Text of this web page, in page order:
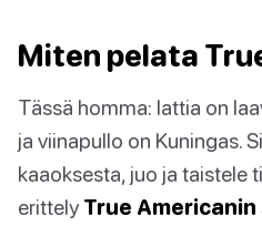
Miten pelata
Tässä homma: lattia on
ja viinapullo on Kuningas.
kaaoksesta, juo ja taistele
erittely True